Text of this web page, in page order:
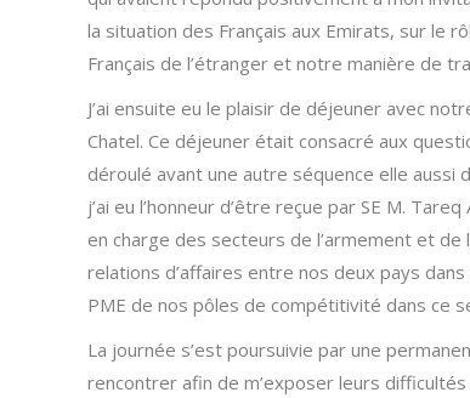
la situation des Français aux Emirats, sur le
Français de l’étranger et notre manière de
J’ai ensuite eu le plaisir de déjeuner avec
Chatel. Ce déjeuner était consacré aux
déroulé avant une autre séquence elle aussi
j’ai eu l’honneur d’être reçue par SE M.
en charge des secteurs de l’armement et
relations d’affaires entre nos deux pays
PME de nos pôles de compétitivité dans ce
La journée s’est poursuivie par une
rencontrer afin de m’exposer leurs difficultés